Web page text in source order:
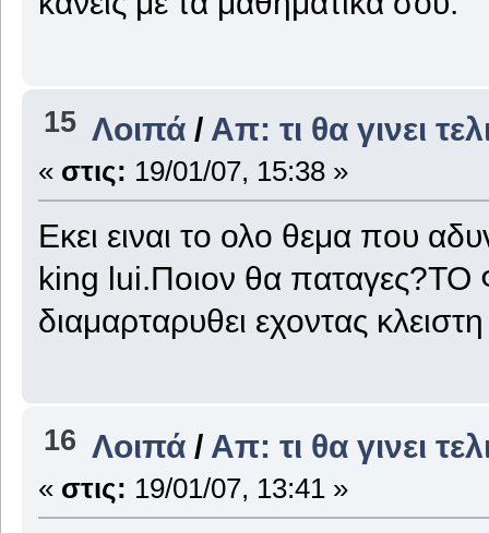
15 Λοιπά / Απ: τι θα γινει
« στις: 19/01/07, 15:38 »
Eκει ειναι το ολο θεμα που
king lui.Ποιον θα
διαμαρταρυθει εχοντας
16 Λοιπά / Απ: τι θα γινει
« στις: 19/01/07, 13:41 »